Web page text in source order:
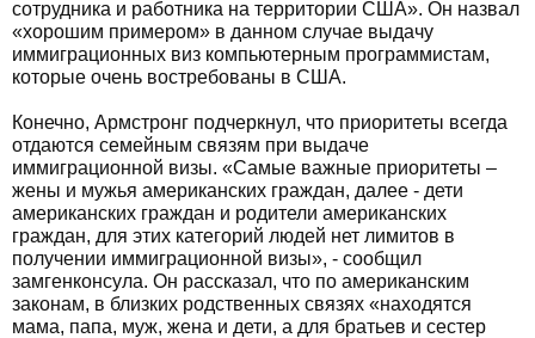
сотрудника и работника на территории США». Он назвал
«хорошим примером» в данном случае выдачу
иммиграционных виз компьютерным программистам,
которые очень востребованы в США.
Конечно, Армстронг подчеркнул, что приоритеты всегда
отдаются семейным связям при выдаче
иммиграционной визы. «Самые важные приоритеты –
жены и мужья американских граждан, далее - дети
американских граждан и родители американских
граждан, для этих категорий людей нет лимитов в
получении иммиграционной визы», - сообщил
замгенконсула. Он рассказал, что по американским
законам, в близких родственных связях «находятся
мама, папа, муж, жена и дети, а для братьев и сестер